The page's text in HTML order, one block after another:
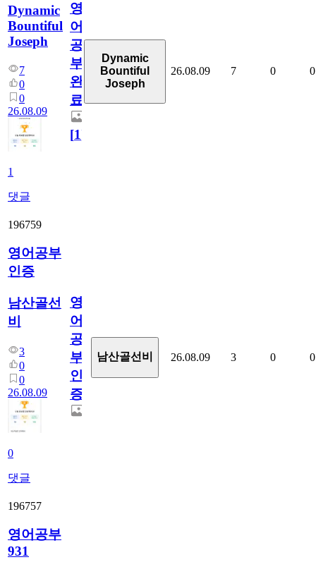
Dynamic
Bountiful
Joseph
7
0
0
26.08.09
1
댓글
영
어
공
부
완
료
[1]
Dynamic
Bountiful
Joseph
26.08.09 7 0 0
196759
영어공부
인증
남산골선
비
3
0
0
26.08.09
0
댓글
영
어
공
부
인
증
남산골선비 26.08.09 3 0 0
196757
영어공부
931